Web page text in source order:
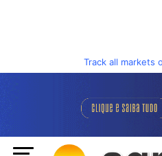
Track all markets